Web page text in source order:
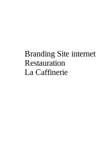
Branding Site internet
Restauration
La Caffinerie